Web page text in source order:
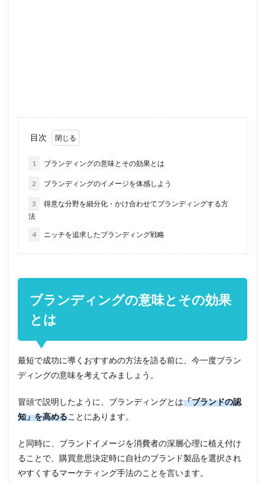
目次
1 ブランディングの意味とその効果とは
2 ブランディングのイメージを体感しよう
3
得意な分野を細分化・かけ合わせてブランディングする方
法
4 ニッチを追求したブランディング戦略
ブランディングの意味とその効果
とは
最短で成功に導くおすすめの方法を語る前に、今一度ブラン
ディングの意味を考えてみましょう。
冒頭で説明したように、ブランディングとは「ブランドの認
知」を高めることにあります。
と同時に、 ブランドイメージを消費者の深層心理に植え付け
ることで、購買意思決定時に自社のブランド製品を選択され
やすくするマーケティング手法のことを言います。